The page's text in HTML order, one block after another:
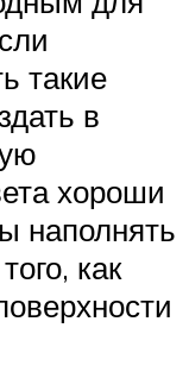
такие
в
хороши
наполнять
как